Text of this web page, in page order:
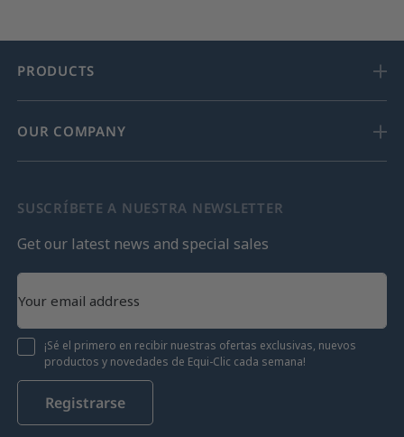
PRODUCTS
OUR COMPANY
SUSCRÍBETE A NUESTRA NEWSLETTER
Get our latest news and special sales
¡Sé el primero en recibir nuestras ofertas exclusivas, nuevos
productos y novedades de Equi-Clic cada semana!
Registrarse